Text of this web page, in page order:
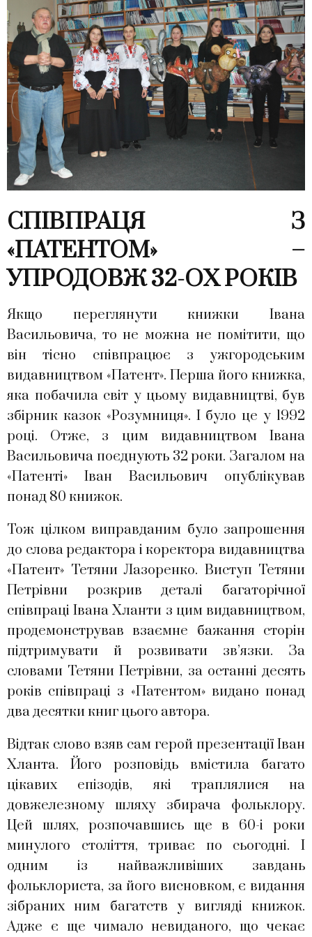
СПІВПРАЦЯ З
«ПАТЕНТОМ» –
УПРОДОВЖ 32-ОХ РОКІВ
Якщо переглянути книжки Івана
Васильовича, то не можна не помітити, що
він тісно співпрацює з ужгородським
видавництвом «Патент». Перша його книжка,
яка побачила світ у цьому видавництві, був
збірник казок «Розумниця». І було це у 1992
році. Отже, з цим видавництвом Івана
Васильовича поєднують 32 роки. Загалом на
«Патенті» Іван Васильович опублікував
понад 80 книжок.
Тож цілком виправданим було запрошення
до слова редактора і коректора видавництва
«Патент» Тетяни Лазоренко. Виступ Тетяни
Петрівни розкрив деталі багаторічної
співпраці Івана Хланти з цим видавництвом,
продемонстрував взаємне бажання сторін
підтримувати й розвивати зв’язки. За
словами Тетяни Петрівни, за останні десять
років співпраці з «Патентом» видано понад
два десятки книг цього автора.
Відтак слово взяв сам герой презентації Іван
Хланта. Його розповідь вмістила багато
цікавих епізодів, які траплялися на
довжелезному шляху збирача фольклору.
Цей шлях, розпочавшись ще в 60-і роки
минулого століття, триває по сьогодні. І
одним із найважливіших завдань
фольклориста, за його висновком, є видання
зібраних ним багатств у вигляді книжок.
Адже є ще чимало невиданого, що чекає